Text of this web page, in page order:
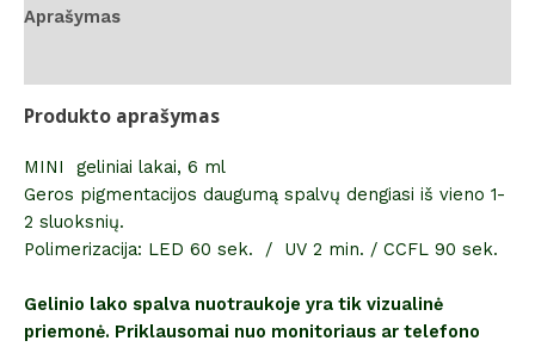
Aprašymas
Produkto aprašymas
MINI geliniai lakai, 6 ml
Geros pigmentacijos daugumą spalvų dengiasi iš vieno 1-
2 sluoksnių.
Polimerizacija: LED 60 sek. / UV 2 min. / CCFL 90 sek.
Gelinio lako spalva nuotraukoje yra tik vizualinė
priemonė. Priklausomai nuo monitoriaus ar telefono